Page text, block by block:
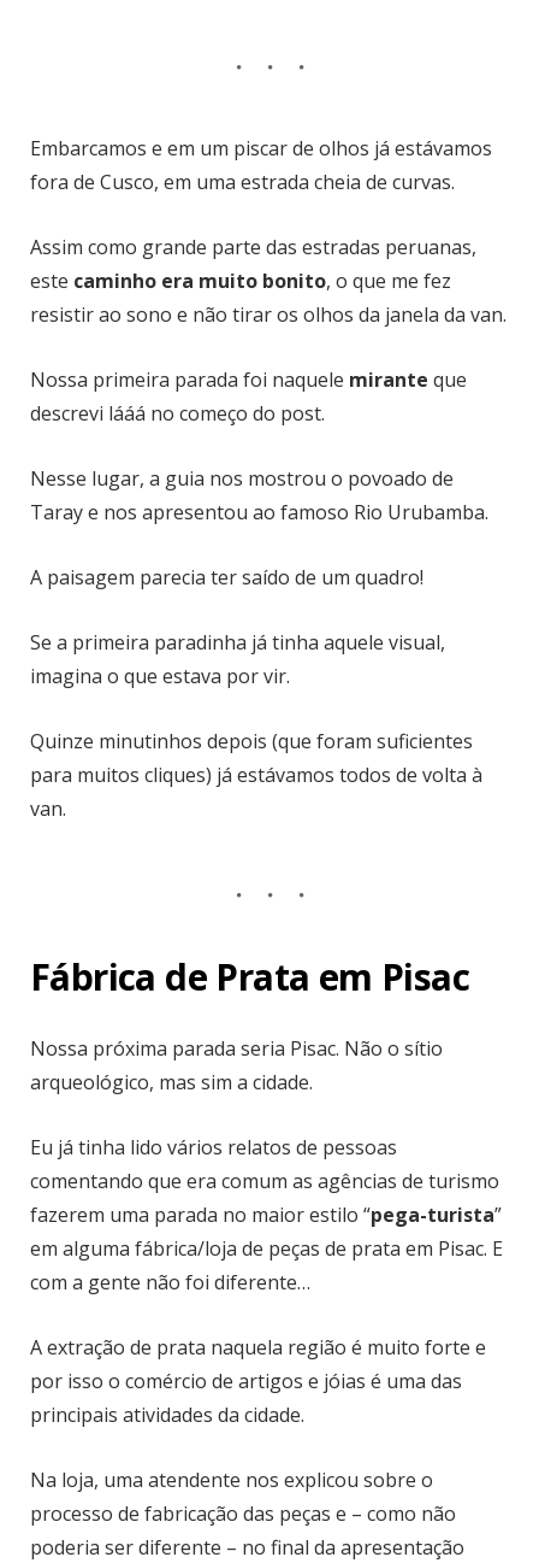
Embarcamos e em um piscar de olhos já estávamos
fora de Cusco, em uma estrada cheia de curvas.
Assim como grande parte das estradas peruanas,
este caminho era muito bonito, o que me fez
resistir ao sono e não tirar os olhos da janela da van.
Nossa primeira parada foi naquele mirante que
descrevi lááá no começo do post.
Nesse lugar, a guia nos mostrou o povoado de
Taray e nos apresentou ao famoso Rio Urubamba.
A paisagem parecia ter saído de um quadro!
Se a primeira paradinha já tinha aquele visual,
imagina o que estava por vir.
Quinze minutinhos depois (que foram suficientes
para muitos cliques) já estávamos todos de volta à
van.
Fábrica de Prata em Pisac
Nossa próxima parada seria Pisac. Não o sítio
arqueológico, mas sim a cidade.
Eu já tinha lido vários relatos de pessoas
comentando que era comum as agências de turismo
fazerem uma parada no maior estilo “pega-turista”
em alguma fábrica/loja de peças de prata em Pisac. E
com a gente não foi diferente…
A extração de prata naquela região é muito forte e
por isso o comércio de artigos e jóias é uma das
principais atividades da cidade.
Na loja, uma atendente nos explicou sobre o
processo de fabricação das peças e – como não
poderia ser diferente – no final da apresentação